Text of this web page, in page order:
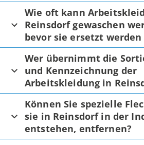
Wie oft kann
Reinsdorf gewaschen
bevor sie ersetzt werden
Wer übernimmt die
und Kennzeichnung der
Arbeitskleidung in
Können Sie spezielle
sie in Reinsdorf in der
entstehen, entfernen?